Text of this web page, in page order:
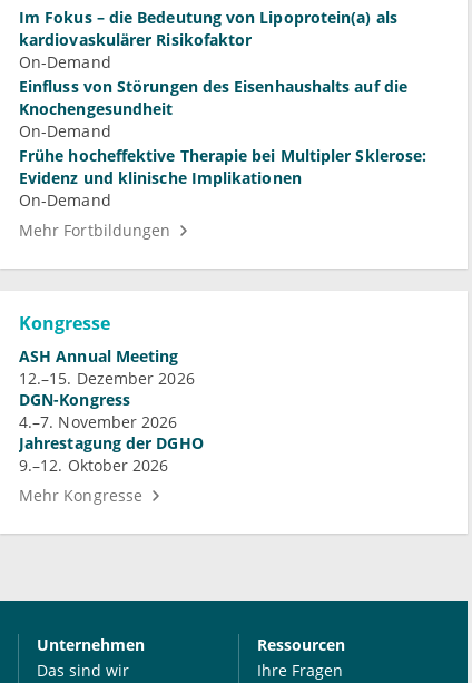
Im Fokus – die Bedeutung von Lipoprotein(a) als
kardiovaskulärer Risikofaktor
On-Demand
Einfluss von Störungen des Eisenhaushalts auf die
Knochengesundheit
On-Demand
Frühe hocheffektive Therapie bei Multipler Sklerose:
Evidenz und klinische Implikationen
On-Demand
Mehr Fortbildungen
Kongresse
ASH Annual Meeting
12.–15. Dezember 2026
DGN-Kongress
4.–7. November 2026
Jahrestagung der DGHO
9.–12. Oktober 2026
Mehr Kongresse
Unternehmen
Das sind wir
Ressourcen
Ihre Fragen